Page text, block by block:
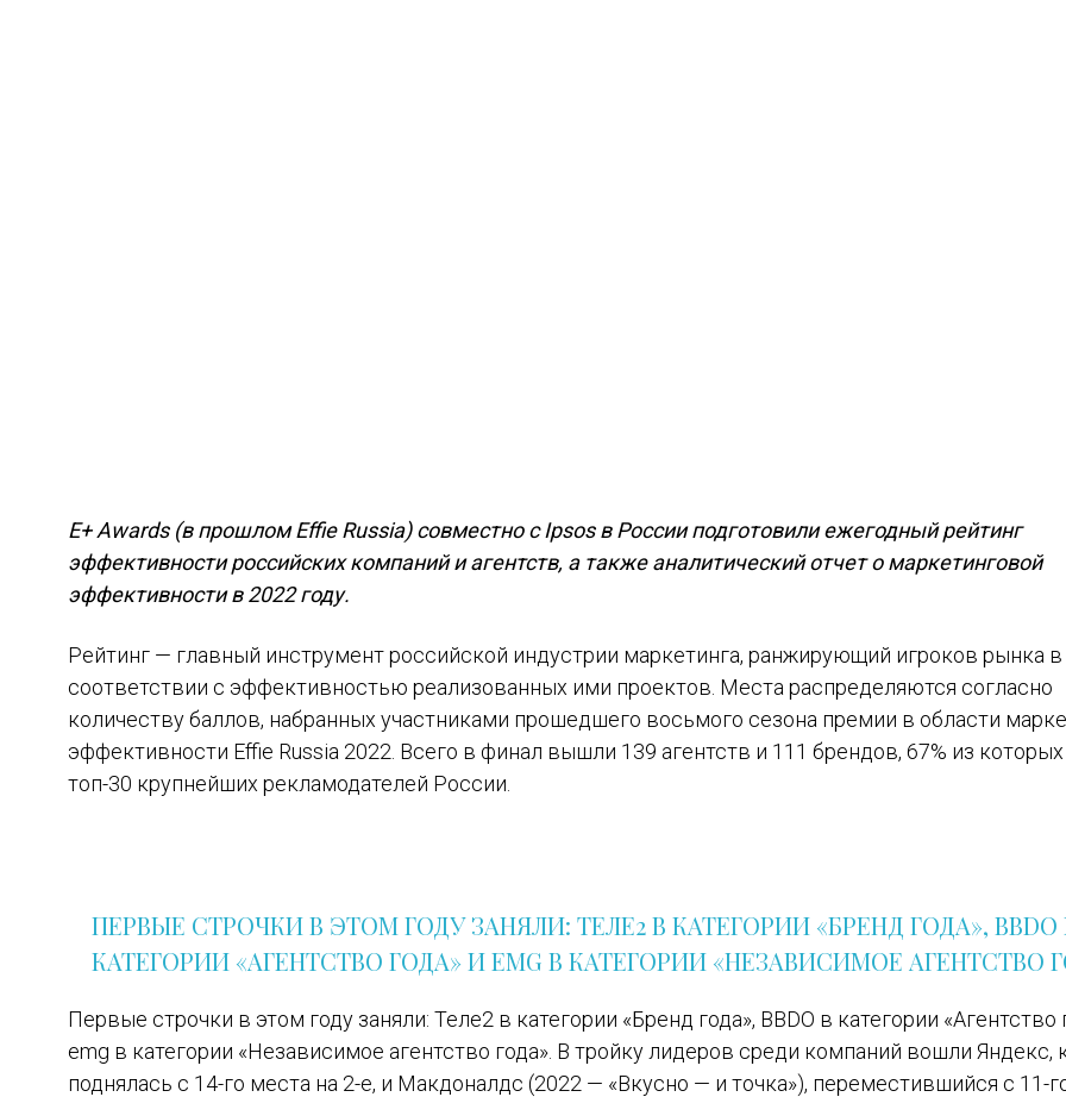
E+ Awards (в прошлом Effie Russia) совместно с Ipsos в России подготовили ежегодный рейтинг
эффективности российских компаний и агентств, а также аналитический отчет о маркетинговой
эффективности в 2022 году.
Рейтинг — главный инструмент российской индустрии маркетинга, ранжирующий игроков рынка в
соответствии с эффективностью реализованных ими проектов. Места распределяются согласно
количеству баллов, набранных участниками прошедшего восьмого сезона премии в области
эффективности Effie Russia 2022. Всего в финал вышли 139 агентств и 111 брендов, 67% из
топ-30 крупнейших рекламодателей России.
ПЕРВЫЕ СТРОЧКИ В ЭТОМ ГОДУ ЗАНЯЛИ: ТЕЛЕ2 В КАТЕГОРИИ «БРЕНД ГОДА», BBDO
КАТЕГОРИИ «АГЕНТСТВО ГОДА» И EMG В КАТЕГОРИИ «НЕЗАВИСИМОЕ АГЕНТСТВО
Первые строчки в этом году заняли: Теле2 в категории «Бренд года», BBDO в категории «Агентство
emg в категории «Независимое агентство года». В тройку лидеров среди компаний вошли Яндекс,
поднялась с 14-го места на 2-е, и Макдоналдс (2022 — «Вкусно — и точка»), переместившийся с 11-